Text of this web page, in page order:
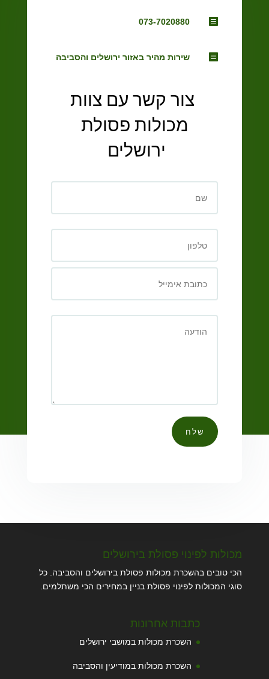

073-7020880
 שירות מהיר באזור ירושלים והסביבה
צור קשר עם צוות
מכולות פסולת
ירושלים
שלח
מכולות לפינוי פסולת בירושלים
הכי טובים בהשכרת מכולות פסולת בירושלים והסביבה. כל
סוגי המכולות לפינוי פסולת בניין במחירים הכי משתלמים.
כתבות אחרונות
השכרת מכולות במושבי ירושלים
השכרת מכולות במודיעין והסביבה